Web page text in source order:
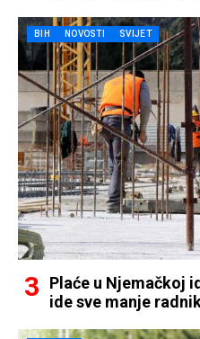
BIH NOVOSTI SVIJET
Plaće u Njemačkoj
ide sve manje